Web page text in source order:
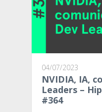
04/07/2023
NVIDIA, IA,
Leaders –
#364